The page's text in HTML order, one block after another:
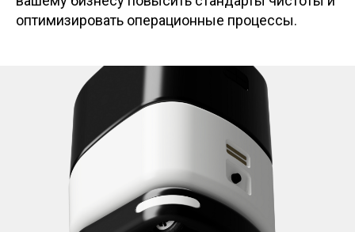
оптимизировать операционные процессы.